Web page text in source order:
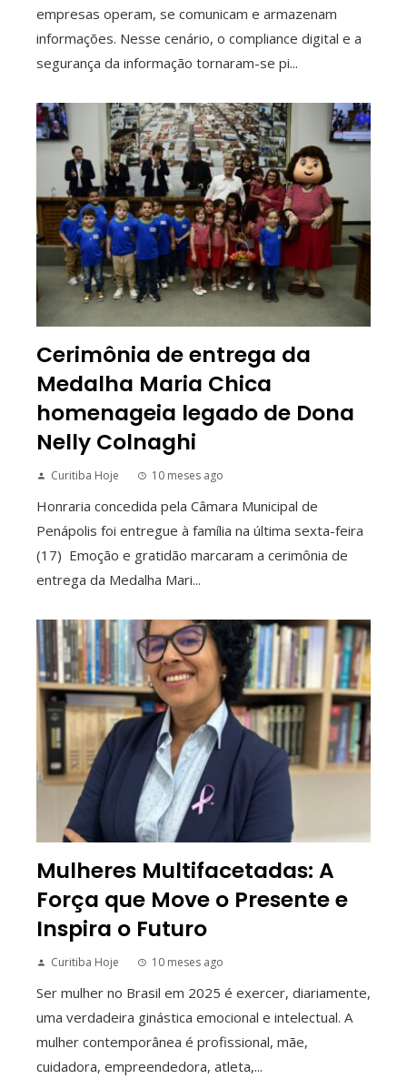
empresas operam, se comunicam e armazenam
informações. Nesse cenário, o compliance digital e a
segurança da informação tornaram-se pi...
Cerimônia de entrega da
Medalha Maria Chica
homenageia legado de Dona
Nelly Colnaghi
Curitiba Hoje 10 meses ago
Honraria concedida pela Câmara Municipal de
Penápolis foi entregue à família na última sexta-feira
(17) Emoção e gratidão marcaram a cerimônia de
entrega da Medalha Mari...
Mulheres Multifacetadas: A
Força que Move o Presente e
Inspira o Futuro
Curitiba Hoje 10 meses ago
Ser mulher no Brasil em 2025 é exercer, diariamente,
uma verdadeira ginástica emocional e intelectual. A
mulher contemporânea é profissional, mãe,
cuidadora, empreendedora, atleta,...